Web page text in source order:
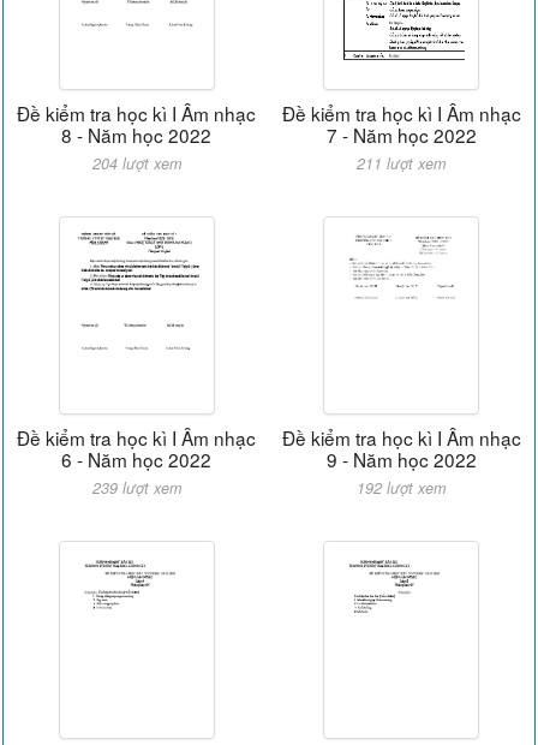
Đề kiểm tra học kì I Âm nhạc
8 - Năm học 2022
204 lượt xem
Đề kiểm tra học kì I Âm nhạc
7 - Năm học 2022
211 lượt xem
Đề kiểm tra học kì I Âm nhạc
6 - Năm học 2022
239 lượt xem
Đề kiểm tra học kì I Âm nhạc
9 - Năm học 2022
192 lượt xem